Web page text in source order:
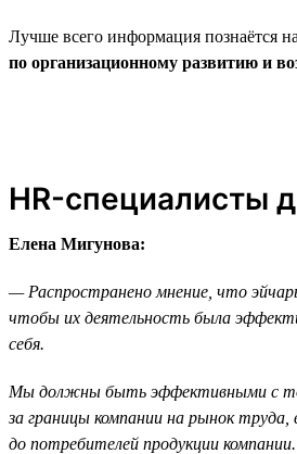
Лучше всего информация познаётся
по организационному развитию и
HR-специалисты
Елена Мигунова:
— Распространено мнение, что
чтобы их деятельность была
себя.
Мы должны быть эффективными с
за границы компании на рынок
до потребителей продукции компании.